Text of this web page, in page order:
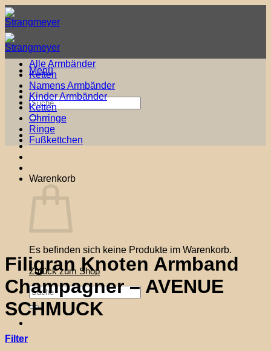
Zum
Inhalt
springen
Menü
Suche
nach:
Warenkorb
Es befinden sich keine Produkte im Warenkorb.
Zurück zum Shop
Suche
nach:
Alle Armbänder
Ketten
Namens Armbänder
Kinder Armbänder
Ketten
Ohrringe
Ringe
Fußkettchen
Filigran Knoten Armband
Champagner – AVENUE
SCHMUCK
Filter